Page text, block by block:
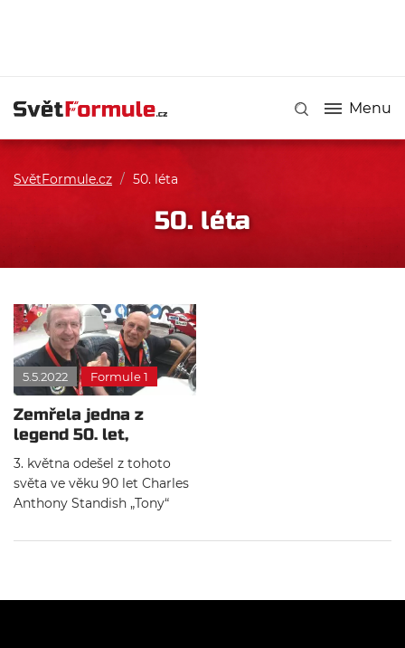
Menu
SvětFormule.cz / 50. léta
50. léta
5.5.2022 Formule 1
Zemřela jedna z
legend 50. let,
„závodící dentista“
Brooks
3. května odešel z tohoto
světa ve věku 90 let Charles
Anthony Standish „Tony“
vedle Hanse Hermanna
při tom zároveň byl